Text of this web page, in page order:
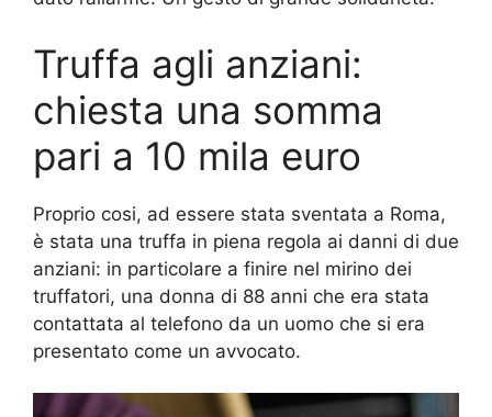
Truffa agli anziani:
chiesta una somma
pari a 10 mila euro
Proprio cosi, ad essere stata sventata a Roma,
è stata una truffa in piena regola ai danni di due
anziani: in particolare a finire nel mirino dei
truffatori, una donna di 88 anni che era stata
contattata al telefono da un uomo che si era
presentato come un avvocato.